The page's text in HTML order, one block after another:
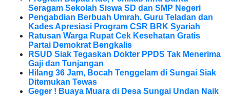
Seragam Sekolah Siswa SD dan SMP Negeri
Pengabdian Berbuah Umrah, Guru Teladan dan
Kades Apresiasi Program CSR BRK Syariah
Ratusan Warga Rupat Cek Kesehatan Gratis
Partai Demokrat Bengkalis
RSUD Siak Tegaskan Dokter PPDS Tak Menerima
Gaji dan Tunjangan
Hilang 36 Jam, Bocah Tenggelam di Sungai Siak
Ditemukan Tewas
Geger ! Buaya Muara di Desa Sungai Undan Naik